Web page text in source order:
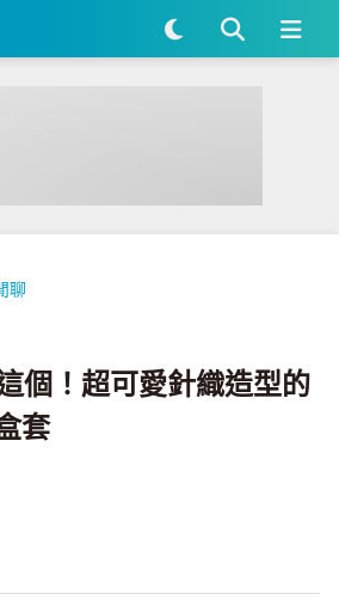
聊超可愛針織造型的AirPods充電盒套
個！超可愛針織造型的
套